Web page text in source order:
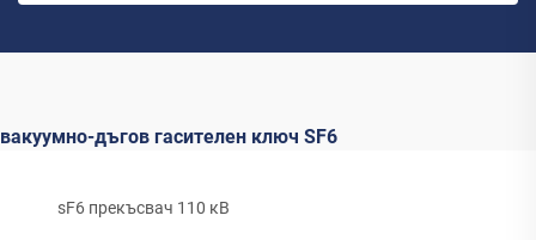
вакуумно-дъгов гасителен ключ SF6
sF6 прекъсвач 110 кВ